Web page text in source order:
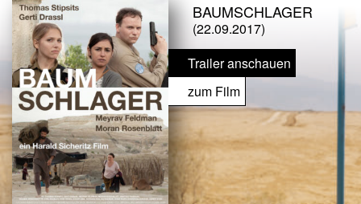
BAUMSCHLAGER
(22.09.2017)
Trailer anschauen
zum Film